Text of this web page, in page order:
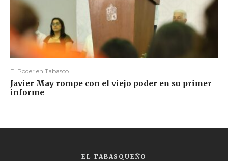
El Poder en Tabasco
Javier May rompe con el viejo poder en su primer
informe
EL TABASQUEÑO